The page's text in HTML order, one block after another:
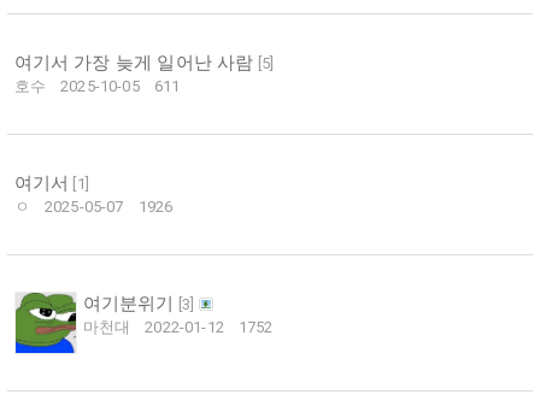
여기서 가장 늦게 일어난 사람 5
호수
2025-10-05 611
여기서 1
ㅇ
2025-05-07 1926
여기분위기 3
마천대
2022-01-12 1752